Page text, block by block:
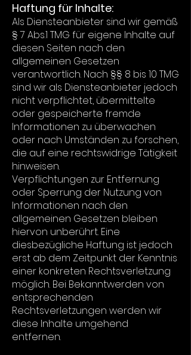
Haftung für Inhalte:
Als Diensteanbieter sind wir gemäß
§ 7 Abs.1 TMG für eigene Inhalte auf
diesen Seiten nach den
allgemeinen Gesetzen
verantwortlich. Nach §§ 8 bis 10 TMG
sind wir als Diensteanbieter jedoch
nicht verpflichtet, übermittelte
oder gespeicherte fremde
Informationen zu überwachen
oder nach Umständen zu forschen,
die auf eine rechtswidrige Tätigkeit
hinweisen.
Verpflichtungen zur Entfernung
oder Sperrung der Nutzung von
Informationen nach den
allgemeinen Gesetzen bleiben
hiervon unberührt. Eine
diesbezügliche Haftung ist jedoch
erst ab dem Zeitpunkt der Kenntnis
einer konkreten Rechtsverletzung
möglich. Bei Bekanntwerden von
entsprechenden
Rechtsverletzungen werden wir
diese Inhalte umgehend
entfernen.